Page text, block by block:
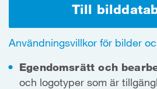
Till
Användningsvillkor för bilder
Egendomsrätt och
och logotyper som är